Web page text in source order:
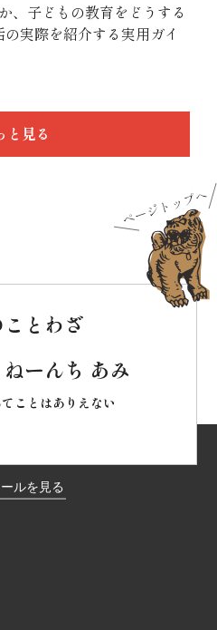
、子どもの教育をどうする
実際を紹介する実用ガイ
と見る
とわざ
ーんち あみ
ことはありえない